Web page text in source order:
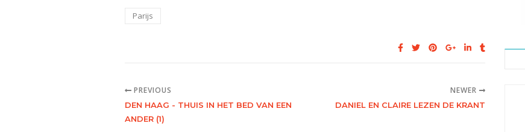
Parijs
PREVIOUS
DEN HAAG - THUIS IN HET BED VAN EEN
ANDER (1)
NEWER
DANIEL EN CLAIRE LEZEN DE KRANT